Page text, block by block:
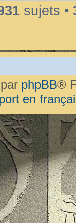
sujets •
phpBB®
en